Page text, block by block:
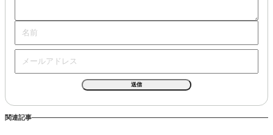
関連記事